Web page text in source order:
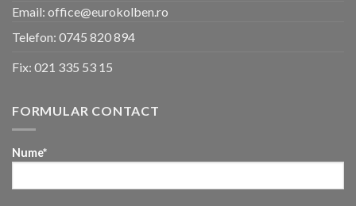
Email: office@eurokolben.ro
Telefon: 0745 820 894
Fix: 021 335 53 15
FORMULAR CONTACT
Nume*